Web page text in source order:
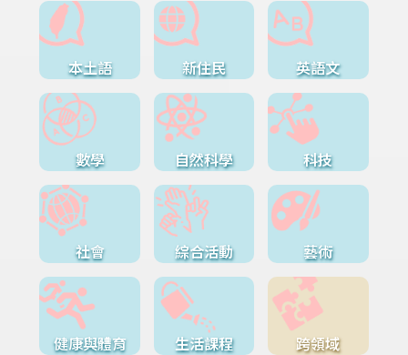
本土語 新住民 英語文
數學 自然科學 科技
社會 綜合活動 藝術
健康與體育 生活課程 跨領域